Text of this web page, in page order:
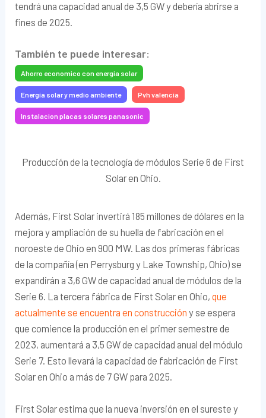
tendrá una capacidad anual de 3,5 GW y debería abrirse a
fines de 2025.
También te puede interesar:
Ahorro economico con energia solar
Energía solar y medio ambiente Pvh valencia
Instalacion placas solares panasonic
Producción de la tecnología de módulos Serie 6 de First
Solar en Ohio.
Además, First Solar invertirá 185 millones de dólares en la
mejora y ampliación de su huella de fabricación en el
noroeste de Ohio en 900 MW. Las dos primeras fábricas
de la compañía (en Perrysburg y Lake Township, Ohio) se
expandirán a 3,6 GW de capacidad anual de módulos de la
Serie 6. La tercera fábrica de First Solar en Ohio,que
actualmente se encuentra en construcción y se espera
que comience la producción en el primer semestre de
2023, aumentará a 3,5 GW de capacidad anual del módulo
Serie 7. Esto llevará la capacidad de fabricación de First
Solar en Ohio a más de 7 GW para 2025.
First Solar estima que la nueva inversión en el sureste y